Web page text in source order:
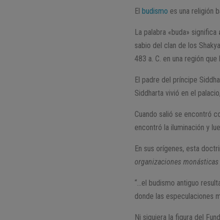
Elbudismo es una religión
La palabra «buda» significa
sabio del clan de los
483 a. C. en una región que
El padre del príncipe
Siddharta vivió en el
Cuando salió se encontró
encontró la iluminación y
En sus orígenes, esta
organizaciones
“…el budismo antiguo
donde las especulaciones
Ni siquiera la figura del